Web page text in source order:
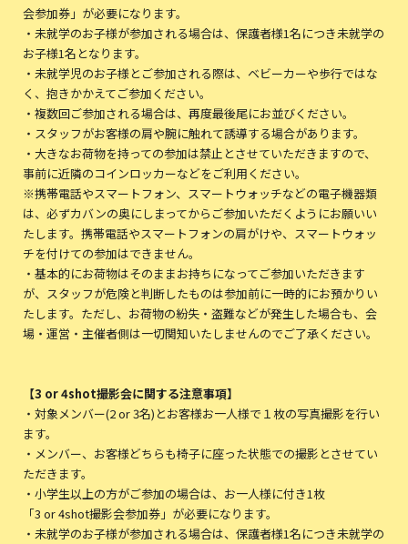
会参加券」が必要になります。
・未就学のお子様が参加される場合は、保護者様1名につき未就学の
お子様1名となります。
・未就学児のお子様とご参加される際は、ベビーカーや歩行ではな
く、抱きかかえてご参加ください。
・複数回ご参加される場合は、再度最後尾にお並びください。
・スタッフがお客様の肩や腕に触れて誘導する場合があります。
・大きなお荷物を持っての参加は禁止とさせていただきますので、
事前に近隣のコインロッカーなどをご利用ください。
※携帯電話やスマートフォン、スマートウォッチなどの電子機器類
は、必ずカバンの奥にしまってからご参加いただくようにお願いい
たします。携帯電話やスマートフォンの肩がけや、スマートウォッ
チを付けての参加はできません。
・基本的にお荷物はそのままお持ちになってご参加いただきます
が、スタッフが危険と判断したものは参加前に一時的にお預かりい
たします。ただし、お荷物の紛失・盗難などが発生した場合も、会
場・運営・主催者側は一切関知いたしませんのでご了承ください。
【3 or 4shot撮影会に関する注意事項】
・対象メンバー(2 or 3名)とお客様お一人様で１枚の写真撮影を行い
ます。
・メンバー、お客様どちらも椅子に座った状態での撮影とさせてい
ただきます。
・小学生以上の方がご参加の場合は、お一人様に付き1枚
「3 or 4shot撮影会参加券」が必要になります。
・未就学のお子様が参加される場合は、保護者様1名につき未就学の